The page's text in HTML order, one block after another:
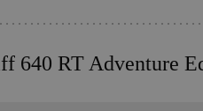
640 RT Adventure